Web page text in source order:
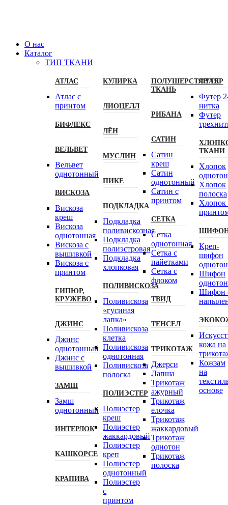
О нас
Каталог
ТИП ТКАНИ
АТЛАС
Атлас с
принтом
БИФЛЕКС
ВЕЛЬВЕТ
Вельвет
однотонный
ВИСКОЗА
Вискоза
креш
Вискоза
однотонная
Вискоза с
вышивкой
Вискоза с
принтом
ГИПЮР,
КРУЖЕВО
ДЖИНС
Джинс
однотонный
Джинс с
вышивкой
ЗАМШ
Замш
однотонный
ИНТЕРЛОК
КАШКОРСЕ
КРАПИВА
КУЛИРКА
ЛИОЦЕЛЛ
ЛЁН
МУСЛИН
ПИКЕ
ПОДКЛАДКА
Подкладка
поливискозная
Подкладка
полиэстровая
Подкладка
хлопковая
ПОЛИВИСКОЗА
Поливискоза
«гусиная
лапка»
Поливискоза
клетка
Поливискоза
однотонная
Поливискоза
полоска
ПОЛИЭСТЕР
Полиэстeр
креш
Полиэстер
жаккардовый
Полиэстер
креп
Полиэстер
однотонный
Полиэстер
с
принтом
ПОЛУШЕРСТЯНАЯ
ТКАНЬ
РИБАНА
САТИН
Сатин
креш
Сатин
однотонный
Сатин с
принтом
СЕТКА
Сетка
однотонная
Сетка с
пайетками
Сетка с
флоком
ТВИД
ТЕНСЕЛ
ТРИКОТАЖ
Джерси
Лапша
Трикотаж
ажурный
Трикотаж
елочка
Трикотаж
жаккардовый
Трикотаж
однотон
Трикотаж
полоска
ФУТЕР
Футер
нитка
Футер
ТКАНИ
Хлопок
Хлопок
полоска
Хлопок
Креп-
шифон
Шифон
Шифон
кожа на
Кожзам
на
основе